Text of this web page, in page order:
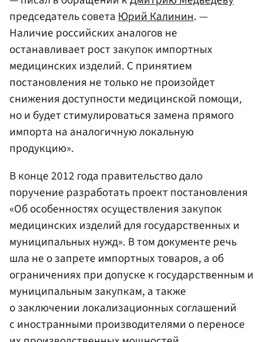
председатель советаЮрий Калинин. —
Наличие российских аналогов не
останавливает рост закупок импортных
медицинских изделий. С принятием
постановления не только не произойдет
снижения доступности медицинской помощи,
но и будет стимулироваться замена прямого
импорта на аналогичную локальную
продукцию».
В конце 2012 года правительство дало
поручение разработать проект постановления
«Об особенностях осуществления закупок
медицинских изделий для государственных и
муниципальных нужд». В том документе речь
шла не о запрете импортных товаров, а об
ограничениях при допуске к государственным и
муниципальным закупкам, а также
о заключении локализационных соглашений
с иностранными производителями о переносе